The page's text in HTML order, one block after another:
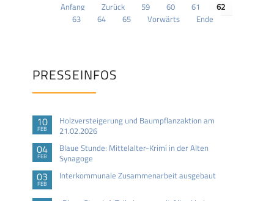
Anfang Zurück 59 60 61
62
63
64 65 Vorwärts Ende
PRESSEINFOS
10
FEB
Holzversteigerung und Baumpflanzaktion am
21.02.2026
04
FEB
Blaue Stunde: Mittelalter-Krimi in der Alten
Synagoge
03
FEB
Interkommunale Zusammenarbeit ausgebaut